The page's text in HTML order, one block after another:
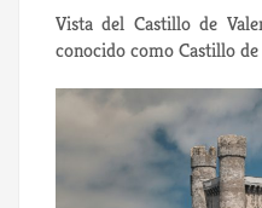
Vista del Castillo de
conocido como Castillo de